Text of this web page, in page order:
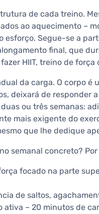
de cada treino.
ao aquecimento –
esforço. Segue-se a
final, que
HIIT, treino de força
da carga. O corpo
deixará de responder
ou três semanas:
mais exigente do
que lhe dedique
semanal concreto?
focado na parte
de saltos,
ativa – 20 minutos de